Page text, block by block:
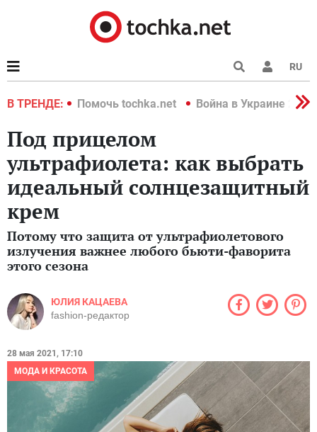
RU
В ТРЕНДЕ:
2022 Помочь tochka.net Война в Украине 2022
Под прицелом
ультрафиолета: как выбрать
идеальный солнцезащитный
крем
Потому что защита от ультрафиолетового
излучения важнее любого бьюти-фаворита
этого сезона
ЮЛИЯ КАЦАЕВА
fashion-редактор
28 мая 2021, 17:10
МОДА И КРАСОТА